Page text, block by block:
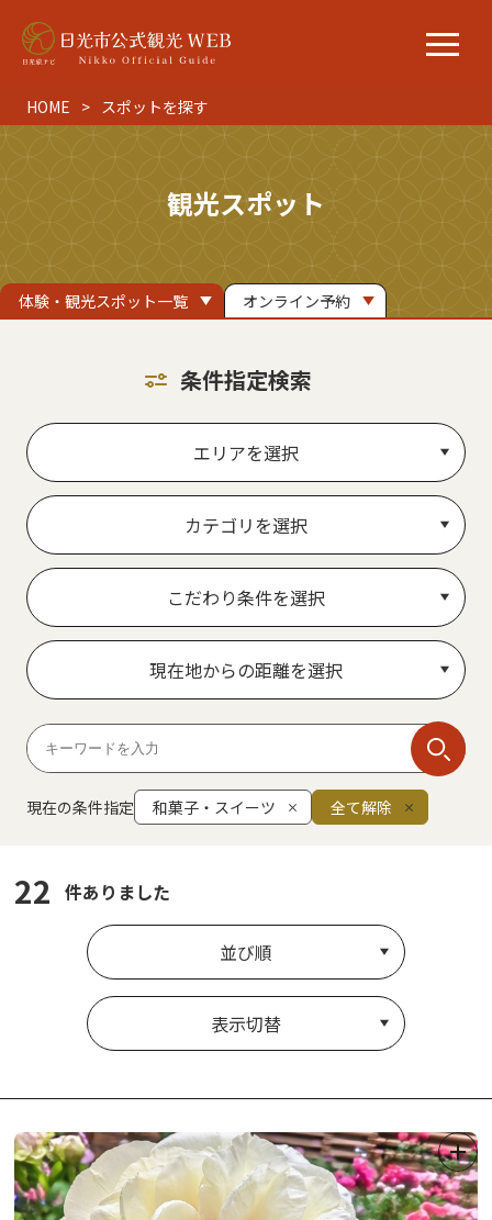
HOME スポットを探す
観光スポット
体験・観光スポット一覧 オンライン予約
条件指定検索
エリアを選択
カテゴリを選択
こだわり条件を選択
現在地からの距離を選択
現在の条件指定 和菓子・スイーツ 全て解除
22 件ありました
並び順
表示切替